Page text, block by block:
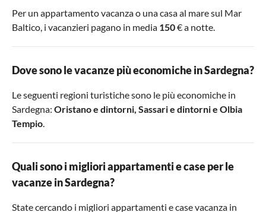
Per un appartamento vacanza o una casa al mare sul Mar
Baltico, i vacanzieri pagano in media 150€ a notte.
Dove sono le vacanze più economiche in Sardegna?
Le seguenti regioni turistiche sono le più economiche in
Sardegna: Oristano e dintorni, Sassari e dintornie Olbia
Tempio.
Quali sono i migliori appartamenti e case per le
vacanze in Sardegna?
State cercando i migliori appartamenti e case vacanza in